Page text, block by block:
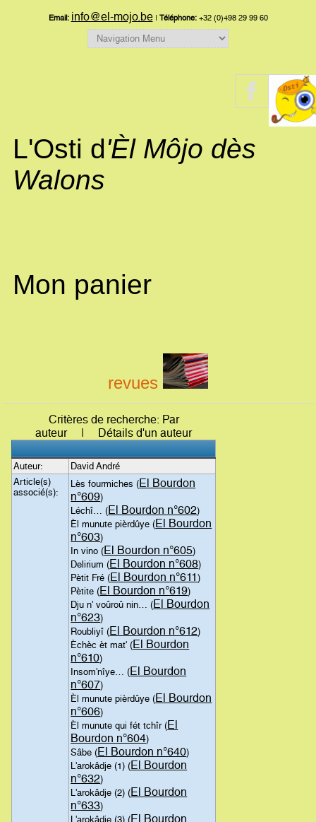
Email: info@el-mojo.be| Téléphone:+32 (0)498 29 99 60
L'Osti d'Èl Môjo dès
Walons
Mon panier
revues
Critères de recherche: Par
auteur | Détails d'un auteur
Auteur:
David André
Article(s)
associé(s):
Lès fourmiches (El Bourdon
n°609)
Léchî… (El Bourdon n°602)
Èl munute pièrdûye (El Bourdon
n°603)
In vino (El Bourdon n°605)
Delirium (El Bourdon n°608)
Pètit Fré (El Bourdon n°611)
Pètite (El Bourdon n°619)
Dju n' voûroû nin… (El Bourdon
n°623)
Roubliyî (El Bourdon n°612)
Èchèc èt mat' (El Bourdon
n°610)
Insom'nîye… (El Bourdon
n°607)
Èl munute pièrdûye (El Bourdon
n°606)
Èl munute qui fét tchîr (El
Bourdon n°604)
Sâbe (El Bourdon n°640)
L'arokâdje (1) (El Bourdon
n°632)
L'arokâdje (2) (El Bourdon
n°633)
L'arokâdje (3) (El Bourdon